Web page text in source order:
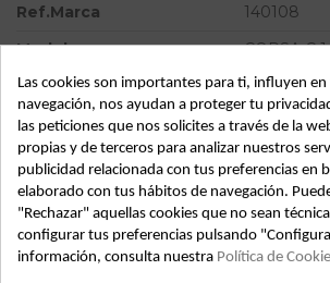
Ref.Marca
140108
Modelo
CORSA C
Tipo vehículo
Turismo
Almacén
49349
SubAlmacén
370
SubSubAlmacén
100029533
Las cookies son importantes para ti, influyen
navegación, nos ayudan a proteger tu
las peticiones que nos solicites a través de la
propias y de terceros para analizar nuestros
publicidad relacionada con tus preferencias en
elaborado con tus hábitos de navegación.
"Rechazar" aquellas cookies que no sean
configurar tus preferencias pulsando
información, consulta nuestra Política de